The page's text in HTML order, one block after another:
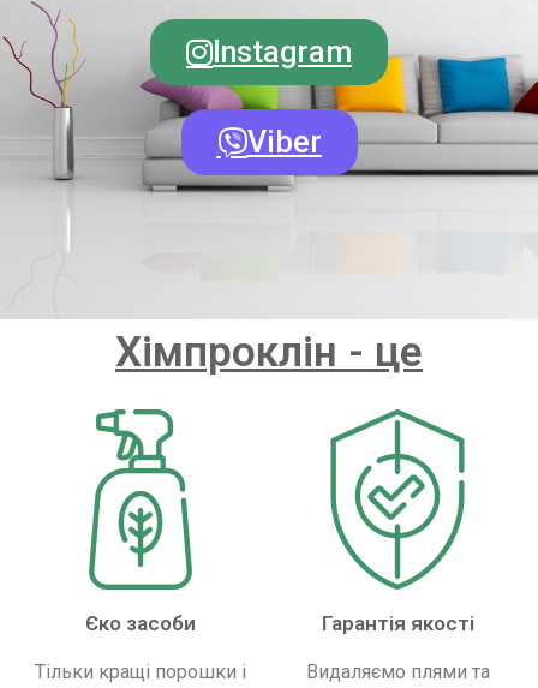
Instagram
Viber
Хімпроклін - це
Єко засоби
Тільки кращі порошки і
Гарантія якості
Видаляємо плями та